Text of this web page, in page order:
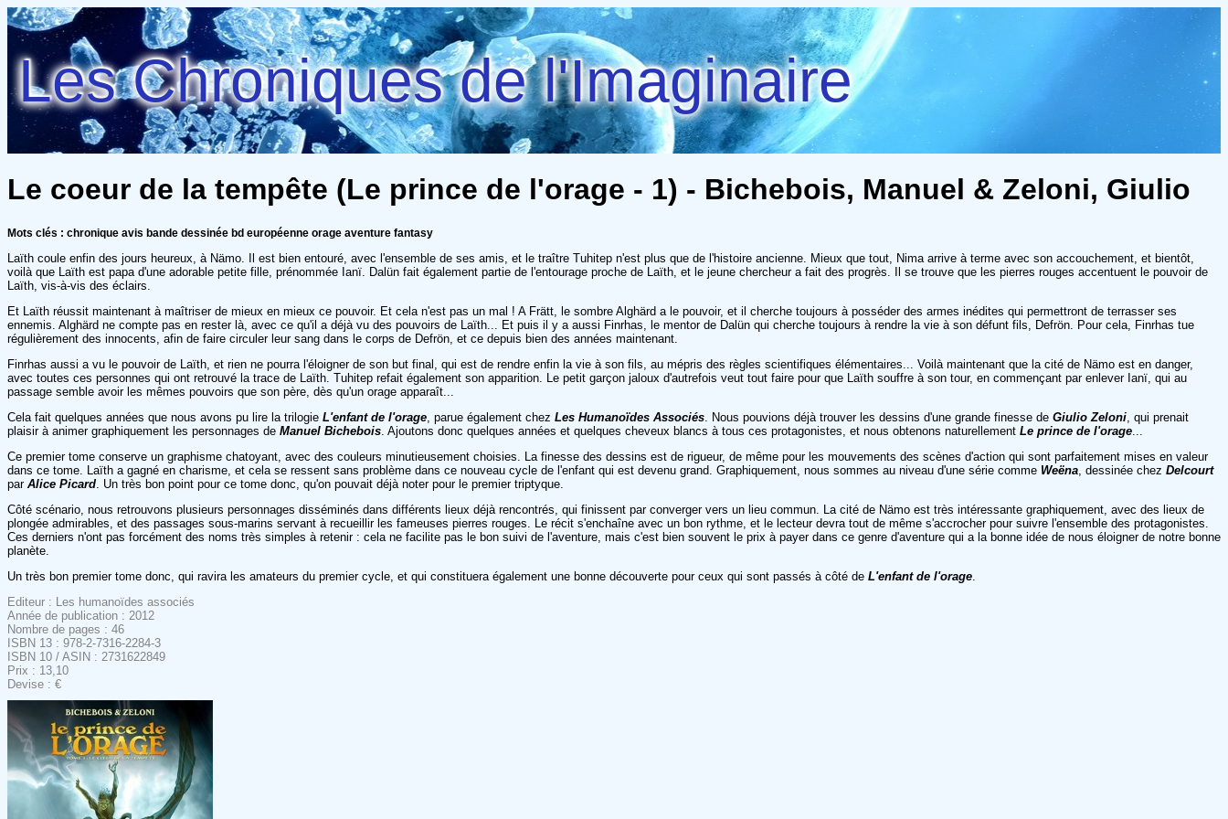
Les Chroniques de l'Imaginaire
Le coeur de la tempête (Le prince de l'orage - 1) - Bichebois, Manuel & Zeloni, Giulio
Mots clés : chronique avis bande dessinée bd européenne orage aventure fantasy
Laïth coule enfin des jours heureux, à Nämo. Il est bien entouré, avec l'ensemble de ses amis, et le traître Tuhitep n'est plus que de l'histoire ancienne. Mieux que tout, Nima arrive à terme avec son accouchement, et bientôt,
voilà que Laïth est papa d'une adorable petite fille, prénommée Ianï. Dalün fait également partie de l'entourage proche de Laïth, et le jeune chercheur a fait des progrès. Il se trouve que les pierres rouges accentuent le pouvoir de
Laïth, vis-à-vis des éclairs.
Et Laïth réussit maintenant à maîtriser de mieux en mieux ce pouvoir. Et cela n'est pas un mal ! A Frätt, le sombre Alghärd a le pouvoir, et il cherche toujours à posséder des armes inédites qui permettront de terrasser ses
ennemis. Alghärd ne compte pas en rester là, avec ce qu'il a déjà vu des pouvoirs de Laïth... Et puis il y a aussi Finrhas, le mentor de Dalün qui cherche toujours à rendre la vie à son défunt fils, Defrön. Pour cela, Finrhas tue
régulièrement des innocents, afin de faire circuler leur sang dans le corps de Defrön, et ce depuis bien des années maintenant.
Finrhas aussi a vu le pouvoir de Laïth, et rien ne pourra l'éloigner de son but final, qui est de rendre enfin la vie à son fils, au mépris des règles scientifiques élémentaires... Voilà maintenant que la cité de Nämo est en danger,
avec toutes ces personnes qui ont retrouvé la trace de Laïth. Tuhitep refait également son apparition. Le petit garçon jaloux d'autrefois veut tout faire pour que Laïth souffre à son tour, en commençant par enlever Ianï, qui au
passage semble avoir les mêmes pouvoirs que son père, dès qu'un orage apparaît...
Cela fait quelques années que nous avons pu lire la trilogie L'enfant de l'orage , parue également chez Les Humanoïdes Associés . Nous pouvions déjà trouver les dessins d'une grande finesse de Giulio Zeloni , qui prenait
plaisir à animer graphiquement les personnages de Manuel Bichebois . Ajoutons donc quelques années et quelques cheveux blancs à tous ces protagonistes, et nous obtenons naturellement Le prince de l'orage
Ce premier tome conserve un graphisme chatoyant, avec des couleurs minutieusement choisies. La finesse des dessins est de rigueur, de même pour les mouvements des scènes d'action qui sont parfaitement mises en valeur
dans ce tome. Laïth a gagné en charisme, et cela se ressent sans problème dans ce nouveau cycle de l'enfant qui est devenu grand. Graphiquement, nous sommes au niveau d'une série comme Weëna , dessinée chez Delcourt
par Alice Picard . Un très bon point pour ce tome donc, qu'on pouvait déjà noter pour le premier triptyque.
Côté scénario, nous retrouvons plusieurs personnages disséminés dans différents lieux déjà rencontrés, qui finissent par converger vers un lieu commun. La cité de Nämo est très intéressante graphiquement, avec des lieux de
plongée admirables, et des passages sous-marins servant à recueillir les fameuses pierres rouges. Le récit s'enchaîne avec un bon rythme, et le lecteur devra tout de même s'accrocher pour suivre l'ensemble des protagonistes.
Ces derniers n'ont pas forcément des noms très simples à retenir : cela ne facilite pas le bon suivi de l'aventure, mais c'est bien souvent le prix à payer dans ce genre d'aventure qui a la bonne idée de nous éloigner de notre bonne
planète.
Un très bon premier tome donc, qui ravira les amateurs du premier cycle, et qui constituera également une bonne découverte pour ceux qui sont passés à côté de L'enfant de l'orage
Editeur : Les humanoïdes associés
Année de publication : 2012
Nombre de pages : 46
ISBN 13 : 978-2-7316-2284-3
ISBN 10 / ASIN : 2731622849
Prix : 13,10
Devise : €